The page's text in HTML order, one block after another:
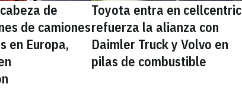
de
de camiones
en Europa,
Toyota entra en
refuerza la alianza con
Daimler Truck y Volvo en
pilas de combustible